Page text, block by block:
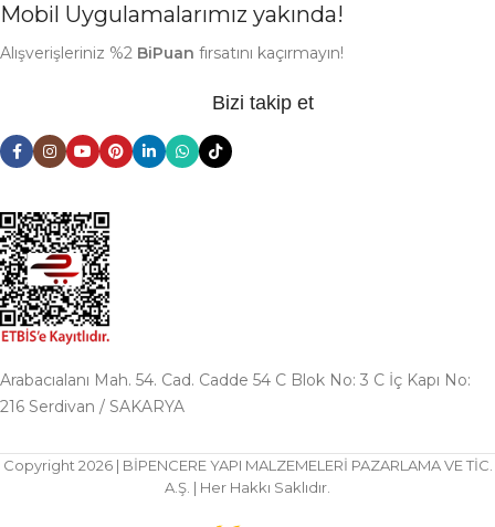
Mobil Uygulamalarımız yakında!
Alışverişleriniz %2 BiPuan fırsatını kaçırmayın!
Bizi takip et
Arabacıalanı Mah. 54. Cad. Cadde 54 C Blok No: 3 C İç Kapı No:
216 Serdivan / SAKARYA
Copyright 2026 | BİPENCERE YAPI MALZEMELERİ PAZARLAMA VE TİC.
A.Ş. | Her Hakkı Saklıdır.